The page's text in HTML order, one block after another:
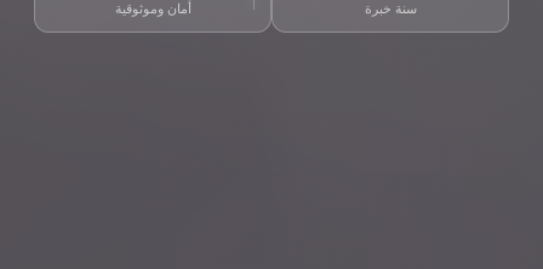
سنة خبرة أمان وموثوقية